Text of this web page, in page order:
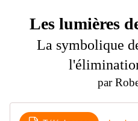
Les lumières
La symbolique
par